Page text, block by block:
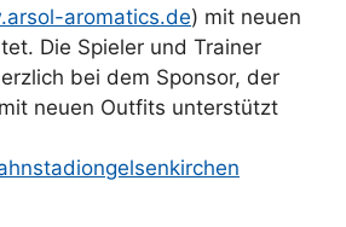
aromatics.de) mit neuen
Die Spieler und Trainer
bei dem Sponsor, der
neuen Outfits unterstützt